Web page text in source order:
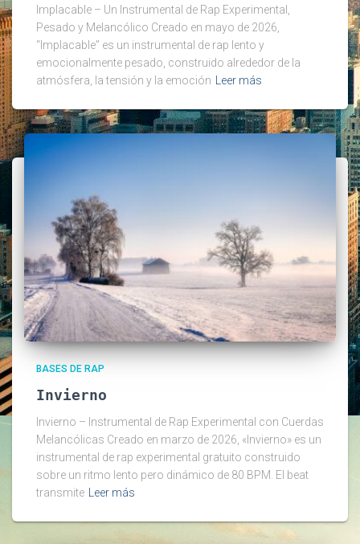
Implacable – Un Instrumental de Rap Experimental,
Pesado y Melancólico Creado en mayo de 2026,
“Implacable” es un instrumental de rap lento y
emocionalmente pesado, construido alrededor de la
atmósfera, la tensión y la emoción Leer más
BASES DE RAP
Invierno
Invierno – Instrumental de Rap Experimental con Cuerdas
Melancólicas Creado en marzo de 2026, «Invierno» es un
instrumental de rap experimental gratuito construido
sobre un ritmo lento pero dinámico de 80 BPM. El beat
transmite
Leer más